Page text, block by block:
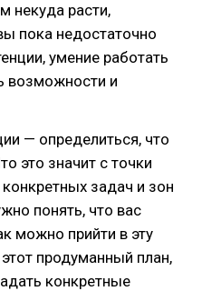
некуда расти,
пока недостаточно
умение работать
возможности и
— определиться, что
это значит с точки
задач и зон
понять, что вас
можно прийти в эту
продуманный план,
конкретные